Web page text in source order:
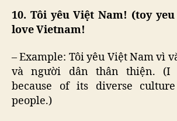
10. Tôi yêu Việt Nam! (toy
love Vietnam!
– Example: Tôi yêu Việt Nam vì
và người dân thân thiện. (I
because of its diverse
people.)